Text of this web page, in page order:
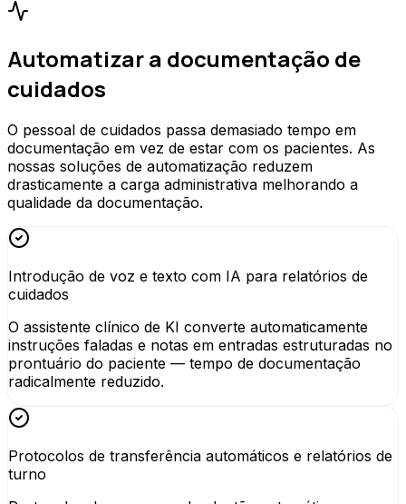
Automatizar a documentação de
cuidados
O pessoal de cuidados passa demasiado tempo em
documentação em vez de estar com os pacientes. As
nossas soluções de automatização reduzem
drasticamente a carga administrativa melhorando a
qualidade da documentação.
Introdução de voz e texto com IA para relatórios de
cuidados
O assistente clínico de KI converte automaticamente
instruções faladas e notas em entradas estruturadas no
prontuário do paciente — tempo de documentação
radicalmente reduzido.
Protocolos de transferência automáticos e relatórios de
turno